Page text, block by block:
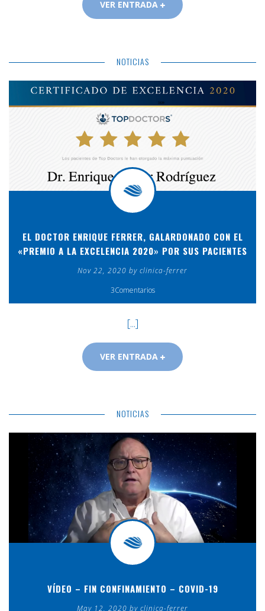
VER ENTRADA
NOTICIAS
EL DOCTOR ENRIQUE FERRER, GALARDONADO CON EL
«PREMIO A LA EXCELENCIA 2020» POR SUS PACIENTES
Nov 22, 2020 by clinica-ferrer
3Comentarios
[...]
VER ENTRADA
NOTICIAS
VÍDEO – FIN CONFINAMIENTO – COVID-19
May 12, 2020 by clinica-ferrer